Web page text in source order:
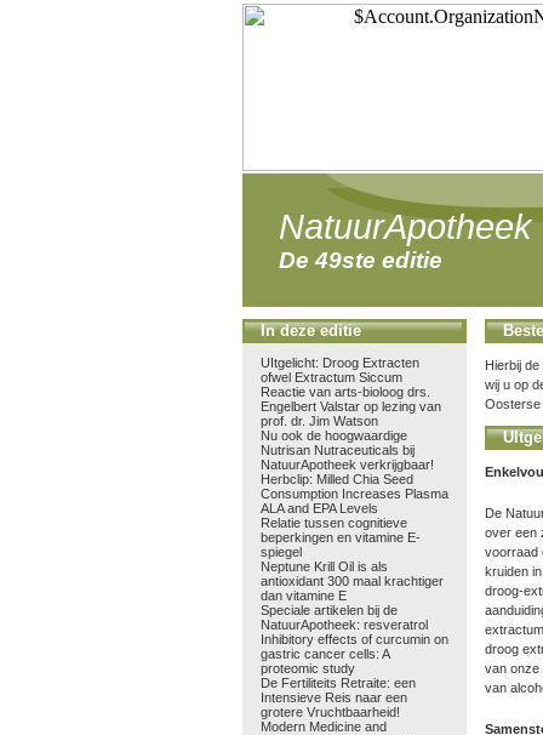
NatuurApotheek
De 49ste editie
In deze editie
UItgelicht: Droog Extracten
ofwel Extractum Siccum
Reactie van arts-bioloog drs.
Engelbert Valstar op lezing van
prof. dr. Jim Watson
Nu ook de hoogwaardige
Nutrisan Nutraceuticals bij
NatuurApotheek verkrijgbaar!
Herbclip: Milled Chia Seed
Consumption Increases Plasma
ALA and EPA Levels
Relatie tussen cognitieve
beperkingen en vitamine E-
spiegel
Neptune Krill Oil is als
antioxidant 300 maal krachtiger
dan vitamine E
Speciale artikelen bij de
NatuurApotheek: resveratrol
Inhibitory effects of curcumin on
gastric cancer cells: A
proteomic study
De Fertiliteits Retraite: een
Intensieve Reis naar een
grotere Vruchtbaarheid!
Modern Medicine and
Hierbij
wij u op
Oosterse
De
over een
voorraad
kruiden
droog-
droog
van onze
van